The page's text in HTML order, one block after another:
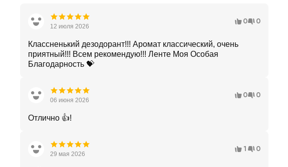
12 июля 2026
0 0
Классненький дезодорант!!! Аромат классический, очень
приятный!!! Всем рекомендую!!! Ленте Моя Особая
Благодарность 💝
06 июня 2026
0 0
Отлично 👍!
29 мая 2026
1 0